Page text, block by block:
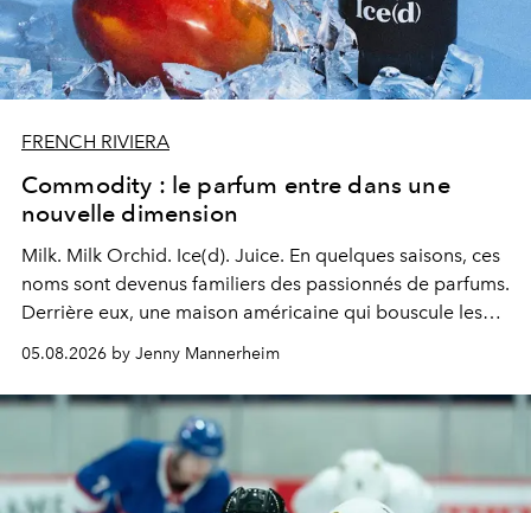
FRENCH RIVIERA
Commodity : le parfum entre dans une
nouvelle dimension
Milk. Milk Orchid. Ice(d). Juice. En quelques saisons, ces
noms sont devenus familiers des passionnés de parfums.
Derrière eux, une maison américaine qui bouscule les
une approche aussi intuitive que personnelle :
Commodity.
05.08.2026 by Jenny Mannerheim